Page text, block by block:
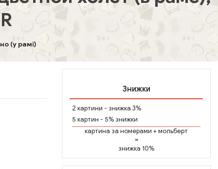
(у рамі)
Знижки
2 картини - знижка 3%
5 картин - 5% знижки
картина за номерами +мольберт
=
знижка 10%